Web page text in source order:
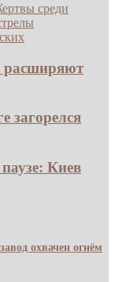
среди
расширяют
загорелся
Киев
охвачен огнём